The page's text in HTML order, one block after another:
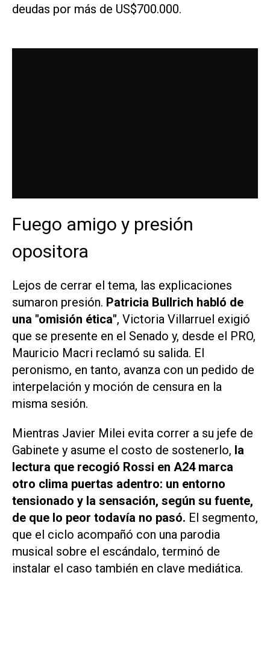
deudas por más de US$700.000.
Fuego amigo y presión
opositora
Lejos de cerrar el tema, las explicaciones
sumaron presión. Patricia Bullrich habló de
una "omisión ética", Victoria Villarruel exigió
que se presente en el Senado y, desde el PRO,
Mauricio Macri reclamó su salida. El
peronismo, en tanto, avanza con un pedido de
interpelación y moción de censura en la
misma sesión.
Mientras Javier Milei evita correr a su jefe de
Gabinete y asume el costo de sostenerlo, la
lectura que recogió Rossi en A24 marca
otro clima puertas adentro: un entorno
tensionado y la sensación, según su fuente,
de que lo peor todavía no pasó. El segmento,
que el ciclo acompañó con una parodia
musical sobre el escándalo, terminó de
instalar el caso también en clave mediática.